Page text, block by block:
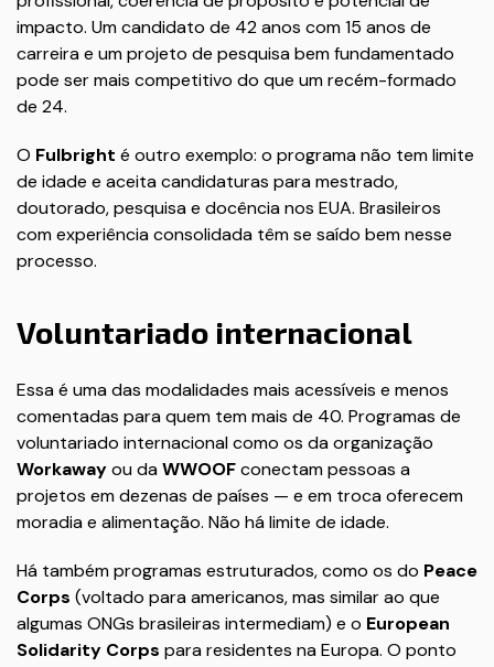
impacto. Um candidato de 42 anos com 15 anos de
carreira e um projeto de pesquisa bem fundamentado
pode ser mais competitivo do que um recém-formado
de 24.
O Fulbright é outro exemplo: o programa não tem limite
de idade e aceita candidaturas para mestrado,
doutorado, pesquisa e docência nos EUA. Brasileiros
com experiência consolidada têm se saído bem nesse
processo.
Voluntariado internacional
Essa é uma das modalidades mais acessíveis e menos
comentadas para quem tem mais de 40. Programas de
voluntariado internacional como os da organização
Workawayou daWWOOFconectam pessoas a
projetos em dezenas de países — e em troca oferecem
moradia e alimentação. Não há limite de idade.
Há também programas estruturados, como os do Peace
Corps (voltado para americanos, mas similar ao que
algumas ONGs brasileiras intermediam) e o European
Solidarity Corps para residentes na Europa. O ponto